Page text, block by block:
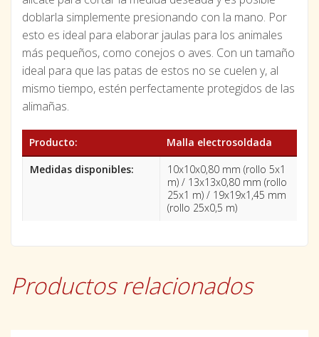
doblarla simplemente presionando con la mano. Por
esto es ideal para elaborar jaulas para los animales
más pequeños, como conejos o aves. Con un tamaño
ideal para que las patas de estos no se cuelen y, al
mismo tiempo, estén perfectamente protegidos de las
alimañas.
Producto:
Malla electrosoldada
Medidas disponibles:
10x10x0,80 mm (rollo 5x1
m) / 13x13x0,80 mm (rollo
25x1 m) / 19x19x1,45 mm
(rollo 25x0,5 m)
Productos relacionados